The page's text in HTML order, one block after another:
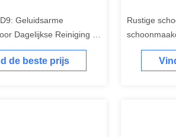
Geluidsarme
Dagelijkse Reiniging in
de beste prijs
Rustige